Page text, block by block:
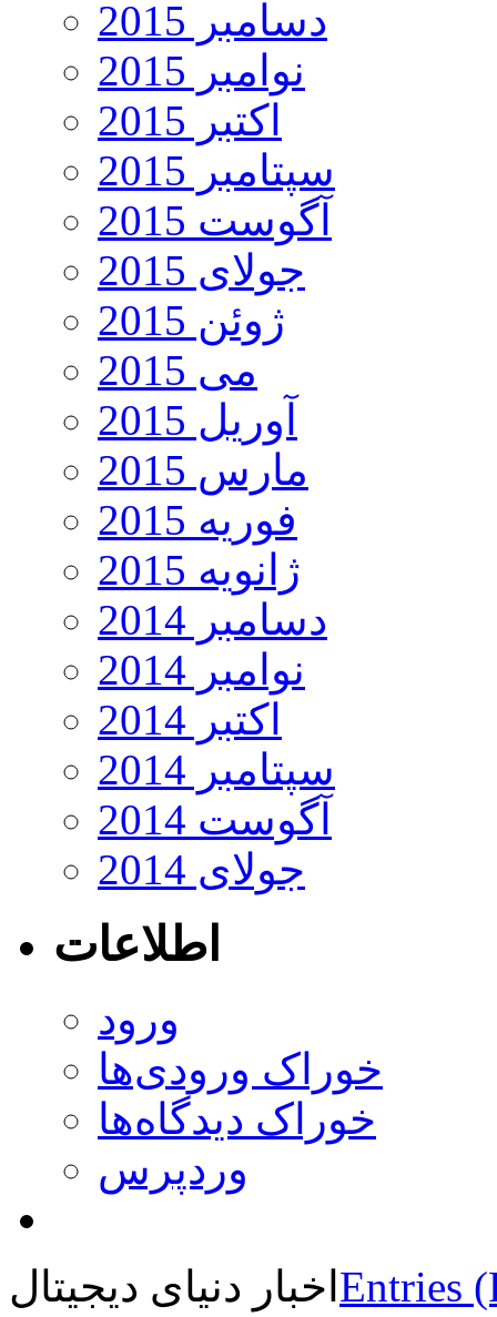
دسامبر 2015
نوامبر 2015
اکتبر 2015
سپتامبر 2015
آگوست 2015
جولای 2015
ژوئن 2015
می 2015
آوریل 2015
مارس 2015
فوریه 2015
ژانویه 2015
دسامبر 2014
نوامبر 2014
اکتبر 2014
سپتامبر 2014
آگوست 2014
جولای 2014
اطلاعات
ورود
خوراک ورودی‌ها
خوراک دیدگاه‌ها
وردپرس
اخبار دنیای دیجیتال Entries